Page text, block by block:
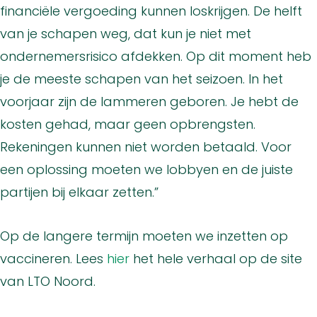
financiële vergoeding kunnen loskrijgen. De helft
van je schapen weg, dat kun je niet met
ondernemersrisico afdekken. Op dit moment heb
je de meeste schapen van het seizoen. In het
voorjaar zijn de lammeren geboren. Je hebt de
kosten gehad, maar geen opbrengsten.
Rekeningen kunnen niet worden betaald. Voor
een oplossing moeten we lobbyen en de juiste
partijen bij elkaar zetten.”
Op de langere termijn moeten we inzetten op
vaccineren. Lees hier het hele verhaal op de site
van LTO Noord.